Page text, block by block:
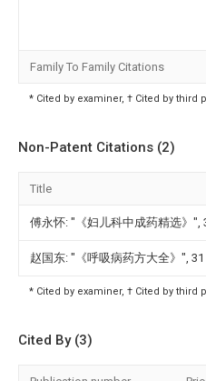
Family To Family Citations
* Cited by examiner, † Cited by third
Non-Patent Citations (2)
Title
傅永怀: "《妇儿科中成药精选》",
赵国东: "《呼吸病药方大全》",
* Cited by examiner, † Cited by third
Cited By (3)